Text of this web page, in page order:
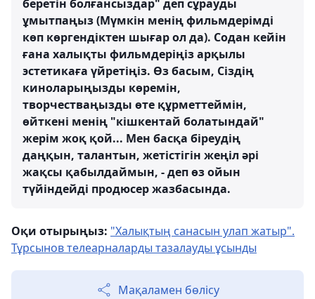
беретін болғансыздар" деп сұрауды
ұмытпаңыз (Мүмкін менің фильмдерімді
көп көргендіктен шығар ол да). Содан кейін
ғана халықты фильмдеріңіз арқылы
эстетикаға үйретіңіз. Өз басым, Сіздің
киноларыңызды көремін,
творчестваңызды өте құрметтеймін,
өйткені менің "кішкентай болатындай"
жерім жоқ қой... Мен басқа біреудің
даңқын, талантын, жетістігін жеңіл әрі
жақсы қабылдаймын, - деп өз ойын
түйіндейді продюсер жазбасында.
Оқи отырыңыз: "Халықтың санасын улап жатыр".
Тұрсынов телеарналарды тазалауды ұсынды
Мақаламен бөлісу